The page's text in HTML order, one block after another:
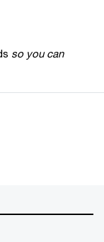
so you can